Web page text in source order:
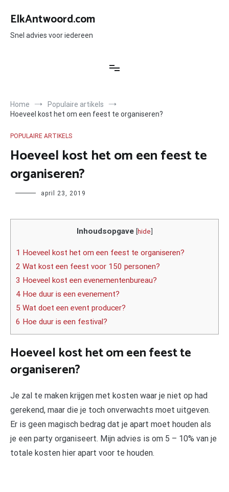
naar
inhoud
ElkAntwoord.com
Snel advies voor iedereen
Home
Populaire artikels
Hoeveel kost het om een feest te organiseren?
POPULAIRE ARTIKELS
Hoeveel kost het om een feest te
organiseren?
Author april 23, 2019
Inhoudsopgave [hide]
1 Hoeveel kost het om een feest te organiseren?
2 Wat kost een feest voor 150 personen?
3 Hoeveel kost een evenementenbureau?
4 Hoe duur is een evenement?
5 Wat doet een event producer?
6 Hoe duur is een festival?
Hoeveel kost het om een feest te
organiseren?
Je zal te maken krijgen met kosten waar je niet op had
gerekend, maar die je toch onverwachts moet uitgeven.
Er is geen magisch bedrag dat je apart moet houden als
je een party organiseert. Mijn advies is om 5 – 10% van je
totale kosten hier apart voor te houden.